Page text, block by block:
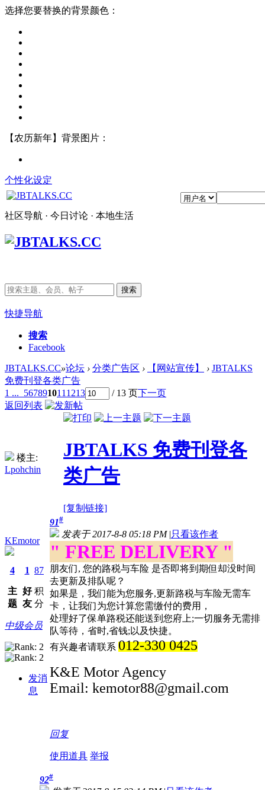
选择您要替换的背景颜色：
【农历新年】背景图片：
个性化设定
社区导航 · 今日讨论 · 本地生活
搜索
快捷导航
搜索
Facebook
JBTALKS.CC»论坛 › 分类广告区 › 【网站宣传】 › JBTALKS
免费刊登各类广告
1 ... 567891011 1213 / 13 页下一页
返回列表
楼主:
Lpohchin
JBTALKS 免费刊登各
类广告
[复制链接]
KEmotor
4
主
题
1
好
友
87
积
分
中级会员
发消
息
91#
发表于 2017-8-8 05:18 PM |只看该作者
" FREE DELIVERY "
朋友们, 您的路税与车险 是否即将到期但却没时间
去更新及排队呢？
如果是，我们能为您服务,更新路税与车险无需车
卡，让我们为您计算您需缴付的费用，
处理好了保单路税还能送到您府上;一切服务无需排
队等待，省时,省钱;以及快捷。
有兴趣者请联系 012-330 0425
K&E Motor Agency
Email: kemotor88@gmail.com
回复
使用道具 举报
92#